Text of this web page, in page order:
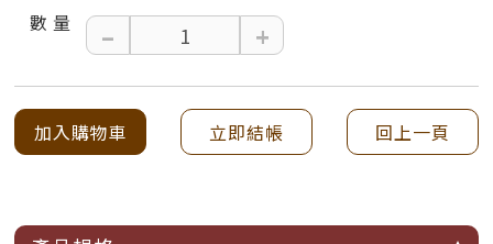
數 量 – +
加入購物車 立即結帳 回上一頁